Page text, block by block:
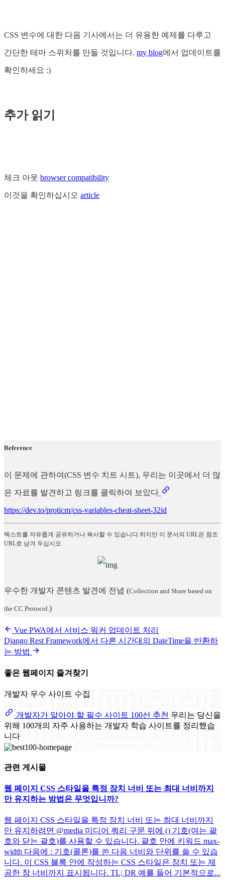
CSS 변수에 대한 다음 기사에서는 더 유용한 예제를 다루고
간단한 테마 스위처를 만들 것입니다. my blog에서 업데이트를
확인하세요 :)
추가 읽기
체크 아웃 browser compatibility
이것을 확인하십시오 article
Reference
이 문제에 관하여(CSS 변수 치트 시트), 우리는 이곳에서 더 많
은 자료를 발견하고 링크를 클릭하여 보았다
https://dev.to/proticm/css-variables-cheat-sheet-32id
텍스트를 자유롭게 공유하거나 복사할 수 있습니다.하지만 이 문서의 URL은 참조
URL로 남겨 두십시오.
우수한 개발자 콘텐츠 발견에 전념 (Collection and Share based on
the CC Protocol. )
Vue PWA에서 서비스 워커 업데이트 처리
Django Rest Framework에서 다른 시간대의 DateTime을 반환하
는 방법
좋은 웹페이지 즐겨찾기
개발자 우수 사이트 수집
개발자가 알아야 할 필수 사이트 100선 추천 우리는 당신을
위해 100개의 자주 사용하는 개발자 학습 사이트를 정리했습
니다
관련 게시물
웹 페이지 CSS 스타일을 특정 장치 너비 또는 최대 너비까지
만 유지하는 방법은 무엇입니까?
웹 페이지 CSS 스타일을 특정 장치 너비 또는 최대 너비까지
만 유지하려면 @media 미디어 쿼리 구문 뒤에 () 기호(여는 괄
호와 닫는 괄호)를 사용할 수 있습니다. 괄호 안에 키워드 max-
width 다음에 : 기호(콜론)를 쓴 다음 너비와 단위를 쓸 수 있습
니다. 이 CSS 블록 안에 작성하는 CSS 스타일은 장치 또는 제
공한 창 너비까지 표시됩니다. TL; DR 예를 들어 기본적으로...